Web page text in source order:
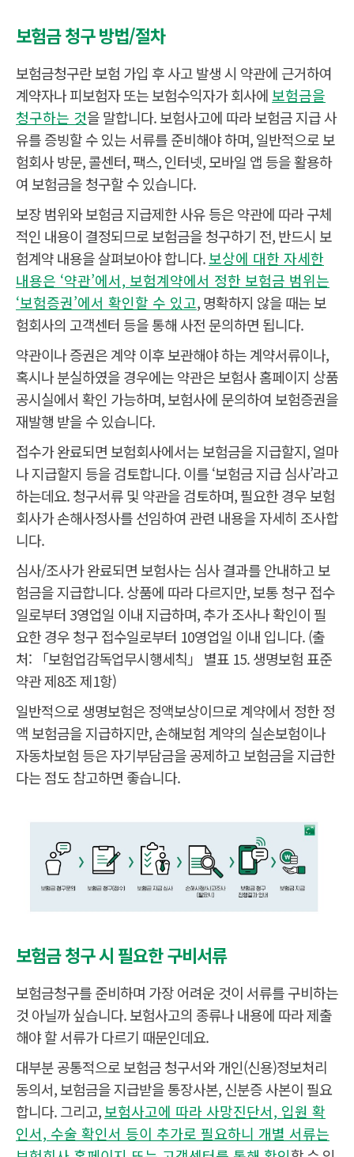
보험금 청구 방법/절차
보험금청구란 보험 가입 후 사고 발생 시 약관에 근거하여
계약자나 피보험자 또는 보험수익자가 회사에 보험금을
청구하는 것을 말합니다. 보험사고에 따라 보험금 지급 사
유를 증빙할 수 있는 서류를 준비해야 하며, 일반적으로 보
험회사 방문, 콜센터, 팩스, 인터넷, 모바일 앱 등을 활용하
여 보험금을 청구할 수 있습니다.
보장 범위와 보험금 지급제한 사유 등은 약관에 따라 구체
적인 내용이 결정되므로 보험금을 청구하기 전, 반드시 보
험계약 내용을 살펴보아야 합니다.보상에 대한 자세한
내용은 ‘약관’에서, 보험계약에서 정한 보험금 범위는
‘보험증권’에서 확인할 수 있고, 명확하지 않을 때는 보
험회사의 고객센터 등을 통해 사전 문의하면 됩니다.
약관이나 증권은 계약 이후 보관해야 하는 계약서류이나,
혹시나 분실하였을 경우에는 약관은 보험사 홈페이지 상품
공시실에서 확인 가능하며, 보험사에 문의하여 보험증권을
재발행 받을 수 있습니다.
접수가 완료되면 보험회사에서는 보험금을 지급할지, 얼마
나 지급할지 등을 검토합니다. 이를 ‘보험금 지급 심사’라고
하는데요. 청구서류 및 약관을 검토하며, 필요한 경우 보험
회사가 손해사정사를 선임하여 관련 내용을 자세히 조사합
니다.
심사/조사가 완료되면 보험사는 심사 결과를 안내하고 보
험금을 지급합니다. 상품에 따라 다르지만, 보통 청구 접수
일로부터 3영업일 이내 지급하며, 추가 조사나 확인이 필
요한 경우 청구 접수일로부터 10영업일 이내 입니다. (출
처: 「보험업감독업무시행세칙」 별표 15. 생명보험 표준
약관 제8조 제1항)
일반적으로 생명보험은 정액보상이므로 계약에서 정한 정
액 보험금을 지급하지만, 손해보험 계약의 실손보험이나
자동차보험 등은 자기부담금을 공제하고 보험금을 지급한
다는 점도 참고하면 좋습니다.
금
청
의
보
험
금
청
수
보
험
금
지
보험금 청구 시 필요한 구비서류
보험금청구를 준비하며 가장 어려운 것이 서류를 구비하는
것 아닐까 싶습니다. 보험사고의 종류나 내용에 따라 제출
해야 할 서류가 다르기 때문인데요.
대부분 공통적으로 보험금 청구서와 개인(신용)정보처리
동의서, 보험금을 지급받을 통장사본, 신분증 사본이 필요
합니다. 그리고,보험사고에 따라 사망진단서, 입원 확
인서, 수술 확인서 등이 추가로 필요하니 개별 서류는